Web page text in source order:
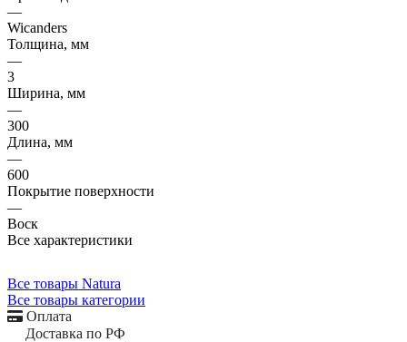
—
Wicanders
Толщина, мм
—
3
Ширина, мм
—
300
Длина, мм
—
600
Покрытие поверхности
—
Воск
Все характеристики
Все товары Natura
Все товары категории
Оплата
Доставка по РФ